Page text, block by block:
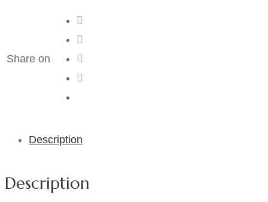
Share on
Description
Description